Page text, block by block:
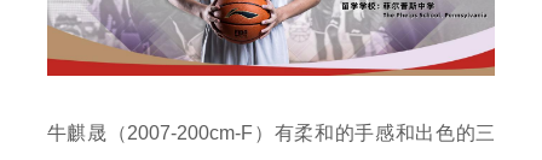
牛麒晟（2007-200cm-F）有柔和的手感和出色的三